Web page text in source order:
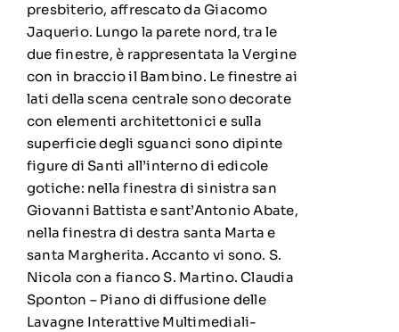
presbiterio, affrescato da Giacomo
Jaquerio. Lungo la parete nord, tra le
due finestre, è rappresentata la Vergine
con in braccio il Bambino. Le finestre ai
lati della scena centrale sono decorate
con elementi architettonici e sulla
superficie degli sguanci sono dipinte
figure di Santi all’interno di edicole
gotiche: nella finestra di sinistra san
Giovanni Battista e sant’Antonio Abate,
nella finestra di destra santa Marta e
santa Margherita. Accanto vi sono. S.
Nicola con a fianco S. Martino. Claudia
Sponton – Piano di diffusione delle
Lavagne Interattive Multimediali-